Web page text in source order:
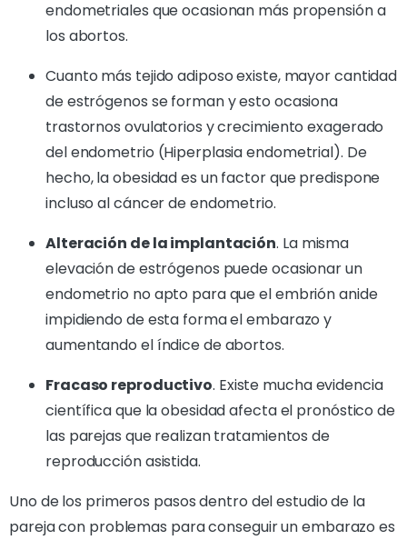
endometriales que ocasionan más propensión a
los abortos.
Cuanto más tejido adiposo existe, mayor cantidad
de estrógenos se forman y esto ocasiona
trastornos ovulatorios y crecimiento exagerado
del endometrio (Hiperplasia endometrial). De
hecho, la obesidad es un factor que predispone
incluso al cáncer de endometrio.
Alteración de la implantación. La misma
elevación de estrógenos puede ocasionar un
endometrio no apto para que el embrión anide
impidiendo de esta forma el embarazo y
aumentando el índice de abortos.
Fracaso reproductivo. Existe mucha evidencia
científica que la obesidad afecta el pronóstico de
las parejas que realizan tratamientos de
reproducción asistida.
Uno de los primeros pasos dentro del estudio de la
pareja con problemas para conseguir un embarazo es